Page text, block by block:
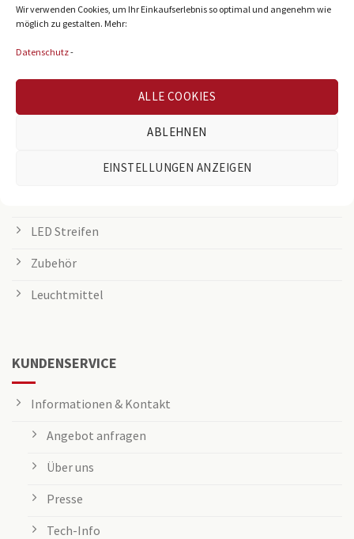
Wir verwenden Cookies, um Ihr Einkaufserlebnis so optimal und angenehm wie
möglich zu gestalten. Mehr:
Datenschutz-
ALLE COOKIES
ABLEHNEN
EINSTELLUNGEN ANZEIGEN
LED Panel
Grow Lampen
LED Streifen
Zubehör
Leuchtmittel
KUNDENSERVICE
Informationen & Kontakt
Angebot anfragen
Über uns
Presse
Tech-Info